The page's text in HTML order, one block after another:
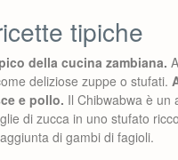
tipiche
della cucina zambiana.
deliziose zuppe o stufati.
e pollo. Il Chibwabwa è un
di zucca in uno stufato
di gambi di fagioli.